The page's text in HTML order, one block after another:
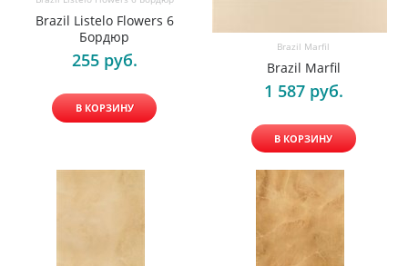
Brazil Listelo Flowers 6
Бордюр
255 руб.
В КОРЗИНУ
Brazil Marfil
Brazil Marfil
1 587 руб.
В КОРЗИНУ